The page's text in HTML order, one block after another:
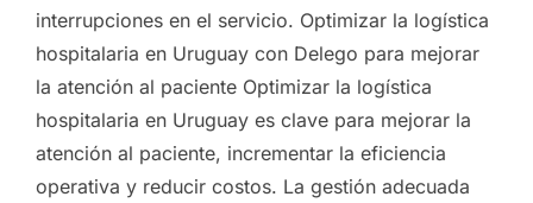
interrupciones en el servicio. Optimizar la logística
hospitalaria en Uruguay con Delego para mejorar
la atención al paciente Optimizar la logística
hospitalaria en Uruguay es clave para mejorar la
atención al paciente, incrementar la eficiencia
operativa y reducir costos. La gestión adecuada